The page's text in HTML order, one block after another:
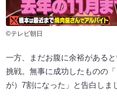
©テレビ朝日
一方、まだお腹に余裕がある
挑戦。無事に成功したものの
が）7割になった」と告白しま